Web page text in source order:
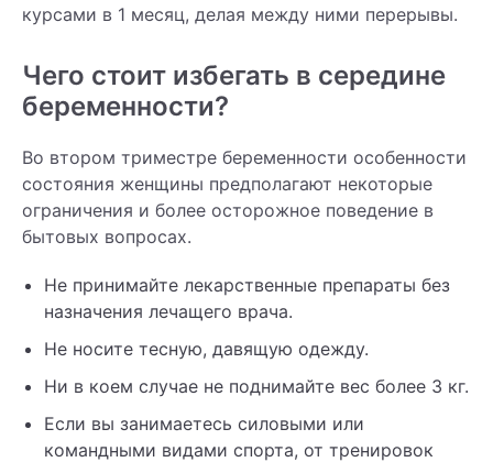
курсами в 1 месяц, делая между ними перерывы.
Чего стоит избегать в середине
беременности?
Во втором триместре беременности особенности
состояния женщины предполагают некоторые
ограничения и более осторожное поведение в
бытовых вопросах.
Не принимайте лекарственные препараты без
назначения лечащего врача.
Не носите тесную, давящую одежду.
Ни в коем случае не поднимайте вес более 3 кг.
Если вы занимаетесь силовыми или
командными видами спорта, от тренировок